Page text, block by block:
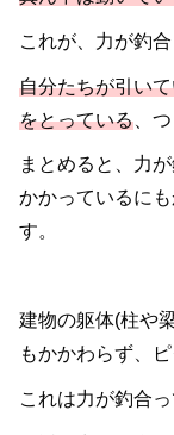
これが、力が釣
自分たちが引い
をとっている 、
まとめると、力
かかっているに
す。
建物の躯体(柱や
もかかわらず、
これは力が釣合